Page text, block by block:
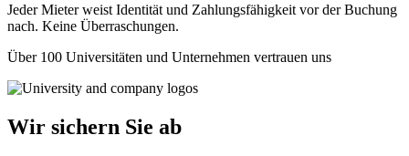
Jeder Mieter weist Identität und Zahlungsfähigkeit vor der Buchung
nach. Keine Überraschungen.
Über 100 Universitäten und Unternehmen vertrauen uns
Wir sichern Sie ab